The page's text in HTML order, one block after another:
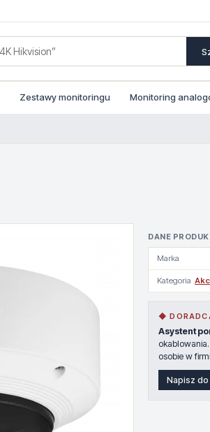
Zestawy monitoringu Monitoring
DANE
Marka
Kategoria
◆
Asystent
osobie w
Napisz